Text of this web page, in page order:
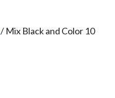
/ Mix Black and Color 10